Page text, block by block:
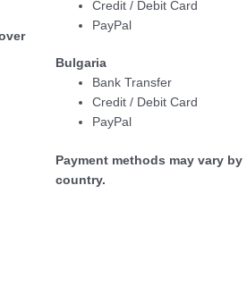
Credit / Debit Card
PayPal
Bulgaria
Bank Transfer
Credit / Debit Card
PayPal
Payment methods may vary by
country.